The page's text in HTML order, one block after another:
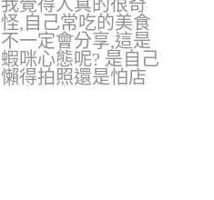
我覺得人真的很奇
怪,自己常吃的美食
不一定會分享,這是
蝦咪心態呢? 是自己
懶得拍照還是怕店